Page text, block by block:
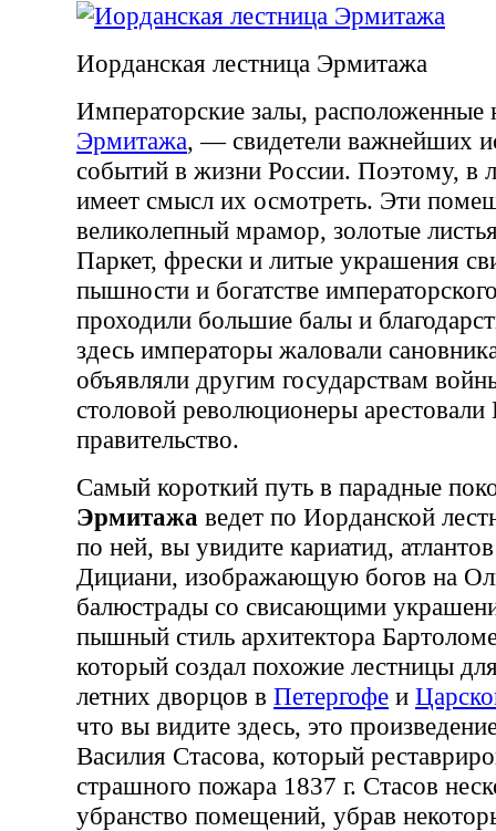
Иорданская лестница Эрмитажа
Императорские залы, расположенные
Эрмитажа, — свидетели важнейших
событий в жизни России. Поэтому, в
имеет смысл их осмотреть. Эти
великолепный мрамор, золотые
Паркет, фрески и литые украшения
пышности и богатстве
проходили большие балы и
здесь императоры жаловали
объявляли другим государствам
столовой революционеры
правительство.
Самый короткий путь в парадные
Эрмитажа ведет по Иорданской
по ней, вы увидите кариатид,
Дициани, изображающую богов на
балюстрады со свисающими
пышный стиль архитектора
который создал похожие лестницы
летних дворцов в Петергофе и
что вы видите здесь, это
Василия Стасова, который
страшного пожара 1837 г. Стасов
убранство помещений, убрав